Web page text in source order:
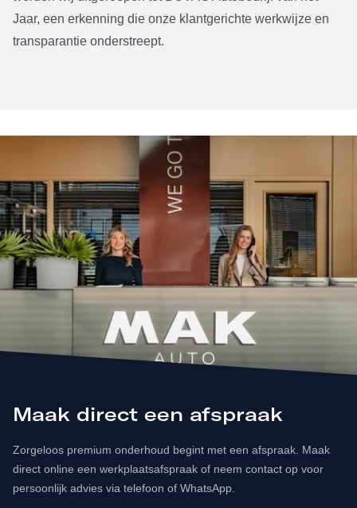
Jaar, een erkenning die onze klantgerichte werkwijze en
transparantie onderstreept.
Maak direct een afspraak
Zorgeloos premium onderhoud begint met een afspraak. Maak
direct online een werkplaatsafspraak of neem contact op voor
persoonlijk advies via telefoon of WhatsApp.